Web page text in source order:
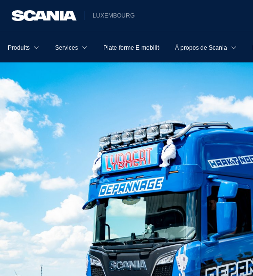
LUXEMBOURG
Produits Services Plate-forme E-mobilité À propos de Scania